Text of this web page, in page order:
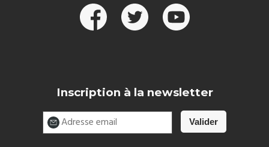
Inscription à la newsletter